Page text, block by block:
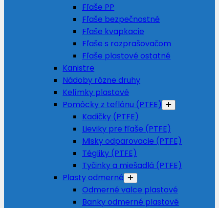
Fľaše PP
Fľaše bezpečnostné
Fľaše kvapkacie
Fľaše s rozprašovačom
Fľaše plastové ostatné
Kanistre
Nádoby rôzne druhy
Kelímky plastové
Pomôcky z teflónu (PTFE)
Kadičky (PTFE)
Lieviky pre fľaše (PTFE)
Misky odparovacie (PTFE)
Tégliky (PTFE)
Tyčinky a miešadlá (PTFE)
Plasty odmerné
Odmerné valce plastové
Banky odmerné plastové